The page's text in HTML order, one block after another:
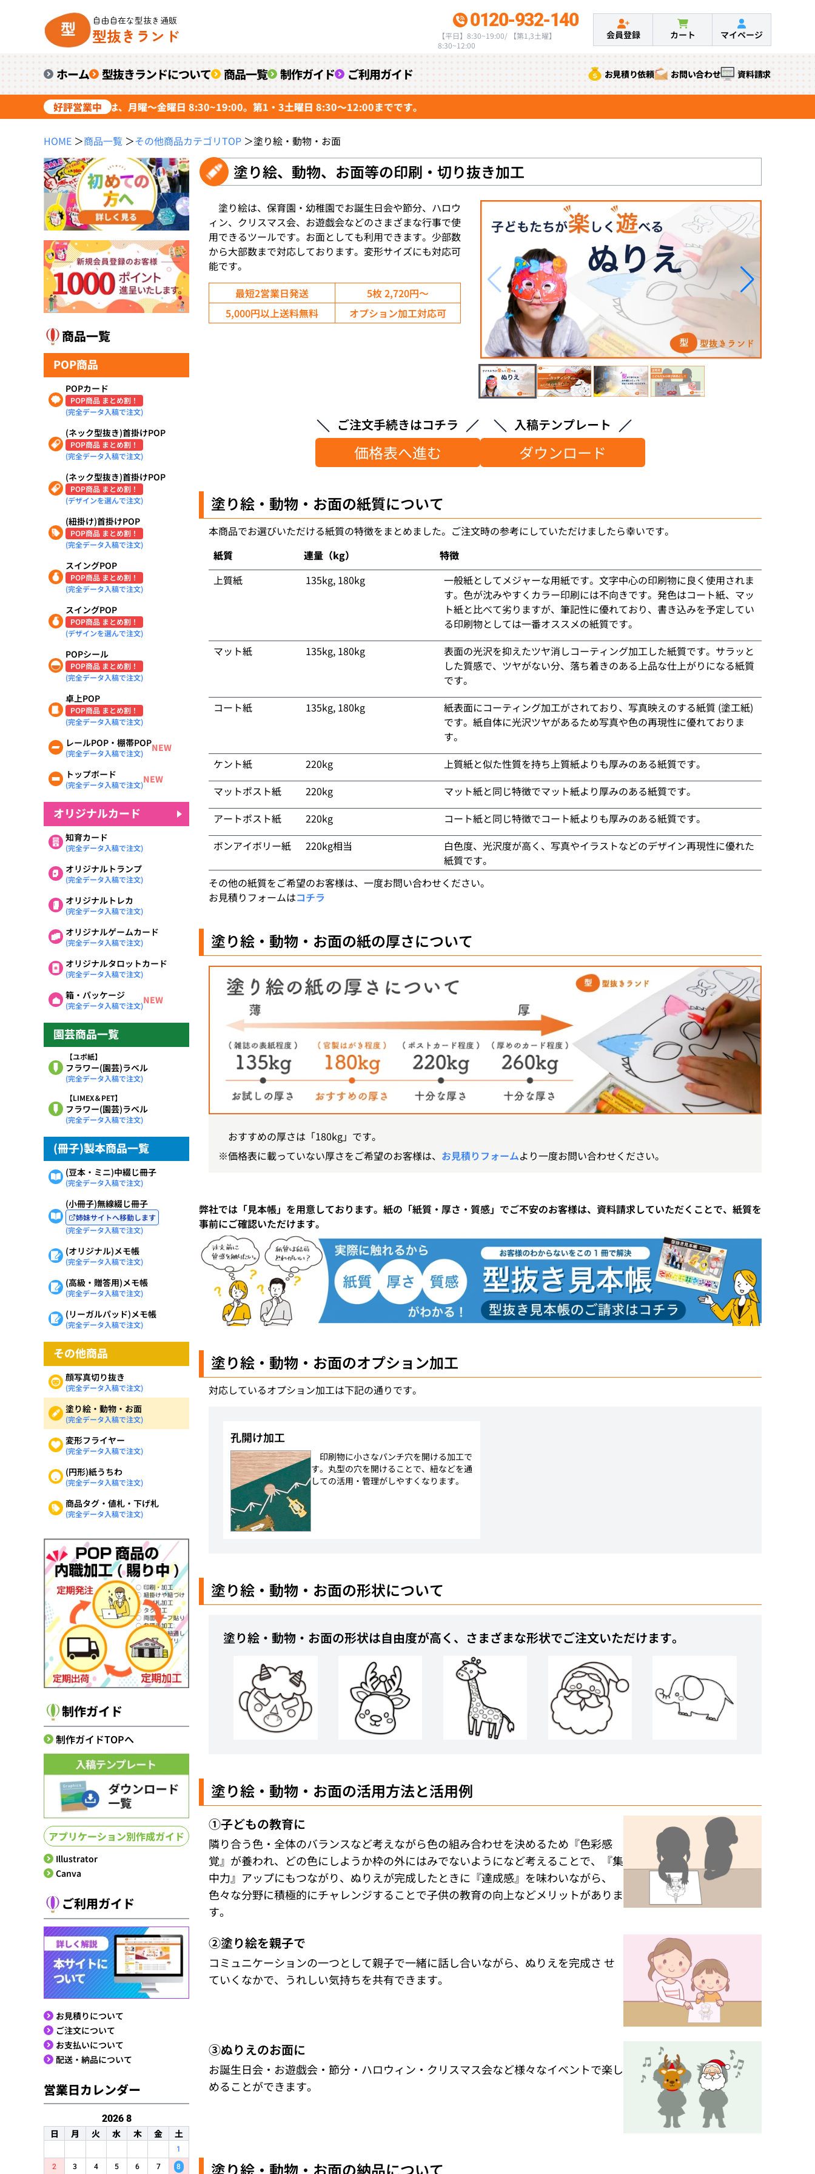
自由自在な型抜き通販
型抜きランド
0120-932-140
【平日】8:30~19:00/ 【第1,3土曜】
8:30~12:00
会員登録 カート マイページ
ホーム 型抜きランドについて 商品一覧 制作ガイド ご利用ガイド お見積り依頼 お問い合わせ 資料請求
好評営業中
付中。電話応対は、月曜～金曜日 8:30~19:00。第1・3土曜日 8:30～12:00までです。
HOME ＞商品一覧 ＞その他商品カテゴリTOP ＞塗り絵・動物・お面
商品一覧
POP商品
POPカード
POP商品 まとめ割！
(完全データ入稿で注文)
(ネック型抜き)首掛けPOP
POP商品 まとめ割！
(完全データ入稿で注文)
(ネック型抜き)首掛けPOP
POP商品 まとめ割！
(デザインを選んで注文)
(紐掛け)首掛けPOP
POP商品 まとめ割！
(完全データ入稿で注文)
スイングPOP
POP商品 まとめ割！
(完全データ入稿で注文)
スイングPOP
POP商品 まとめ割！
(デザインを選んで注文)
POPシール
POP商品 まとめ割！
(完全データ入稿で注文)
卓上POP
POP商品 まとめ割！
(完全データ入稿で注文)
レールPOP・棚帯POP
(完全データ入稿で注文) NEW
トップボード
(完全データ入稿で注文)NEW
オリジナルカード
知育カード
(完全データ入稿で注文)
オリジナルトランプ
(完全データ入稿で注文)
オリジナルトレカ
(完全データ入稿で注文)
オリジナルゲームカード
(完全データ入稿で注文)
オリジナルタロットカード
(完全データ入稿で注文)
箱・パッケージ
(完全データ入稿で注文)NEW
園芸商品一覧
【ユポ紙】
フラワー(園芸)ラベル
(完全データ入稿で注文)
【LIMEX＆PET】
フラワー(園芸)ラベル
(完全データ入稿で注文)
(冊子)製本商品一覧
(豆本・ミニ)中綴じ冊子
(完全データ入稿で注文)
(小冊子)無線綴じ冊子
姉妹サイトへ移動します
(完全データ入稿で注文)
(オリジナル)メモ帳
(完全データ入稿で注文)
(高級・贈答用)メモ帳
(完全データ入稿で注文)
(リーガルパッド)メモ帳
(完全データ入稿で注文)
その他商品
顔写真切り抜き
(完全データ入稿で注文)
塗り絵・動物・お面
(完全データ入稿で注文)
変形フライヤー
(完全データ入稿で注文)
(円形)紙うちわ
(完全データ入稿で注文)
商品タグ・値札・下げ札
(完全データ入稿で注文)
制作ガイド
制作ガイドTOPへ
アプリケーション別作成ガイド
Illustrator
Canva
ご利用ガイド
お見積りについて
ご注文について
お支払いについて
配送・納品について
営業日カレンダー
2026 8
日 月 火 水 木 金 土
1
2 3 4 5 6 7 8
塗り絵、動物、お面等の印刷・切り抜き加工
塗り絵は、保育園・幼稚園でお誕生日会や節分、ハロウ
ィン、クリスマス会、お遊戯会などのさまざまな行事で使
用できるツールです。お面としても利用できます。少部数
から大部数まで対応しております。変形サイズにも対応可
能です。
最短2営業日発送
5枚 2,720円～
5,000円以上送料無料
オプション加工対応可
ご注文手続きはコチラ
価格表へ進む
入稿テンプレート
ダウンロード
塗り絵・動物・お面の紙質について
本商品でお選びいただける紙質の特徴をまとめました。ご注文時の参考にしていただけましたら幸いです。
紙質
連量（kg）
特徴
上質紙
135kg, 180kg
一般紙としてメジャーな用紙です。文字中心の印刷物に良く使用されま
す。色が沈みやすくカラー印刷には不向きです。発色はコート紙、マッ
ト紙と比べて劣りますが、筆記性に優れており、書き込みを予定してい
る印刷物としては一番オススメの紙質です。
マット紙
135kg, 180kg
表面の光沢を抑えたツヤ消しコーティング加工した紙質です。サラッと
した質感で、ツヤがない分、落ち着きのある上品な仕上がりになる紙質
です。
コート紙
135kg, 180kg
紙表面にコーティング加工がされており、写真映えのする紙質 (塗工紙)
です。紙自体に光沢ツヤがあるため写真や色の再現性に優れておりま
す。
ケント紙
220kg
上質紙と似た性質を持ち上質紙よりも厚みのある紙質です。
マットポスト紙
220kg
マット紙と同じ特徴でマット紙より厚みのある紙質です。
アートポスト紙
220kg
コート紙と同じ特徴でコート紙よりも厚みのある紙質です。
ボンアイボリー紙
220kg相当
白色度、光沢度が高く、写真やイラストなどのデザイン再現性に優れた
紙質です。
その他の紙質をご希望のお客様は、一度お問い合わせください。
お見積りフォームはコチラ
塗り絵・動物・お面の紙の厚さについて
おすすめの厚さは「180kg」です。
※価格表に載っていない厚さをご希望のお客様は、 お見積りフォームより一度お問い合わせください。
弊社では「見本帳」を用意しております。紙の「紙質・厚さ・質感」でご不安のお客様は、資料請求していただくことで、紙質を
事前にご確認いただけます。
塗り絵・動物・お面のオプション加工
対応しているオプション加工は下記の通りです。
孔開け加工
印刷物に小さなパンチ穴を開ける加工で
す。丸型の穴を開けることで、紐などを通
しての活用・管理がしやすくなります。
塗り絵・動物・お面の形状について
塗り絵・動物・お面の形状は自由度が高く、さまざまな形状でご注文いただけます。
塗り絵・動物・お面の活用方法と活用例
①子どもの教育に
隣り合う色・全体のバランスなど考えながら色の組み合わせを決めるため『色彩感
覚』が養われ、どの色にしようか枠の外にはみでないようになど考えることで、『集
中力』アップにもつながり、ぬりえが完成したときに『達成感』を味わいながら、
色々な分野に積極的にチャレンジすることで子供の教育の向上などメリットがありま
す。
②塗り絵を親子で
コミュニケーションの一つとして親子で一緒に話し合いながら、ぬりえを完成さ せ
ていくなかで、うれしい気持ちを共有できます。
③ぬりえのお面に
お誕生日会・お遊戯会・節分・ハロウィン・クリスマス会など様々なイベントで楽し
めることができます。
塗り絵・動物・お面の納品について